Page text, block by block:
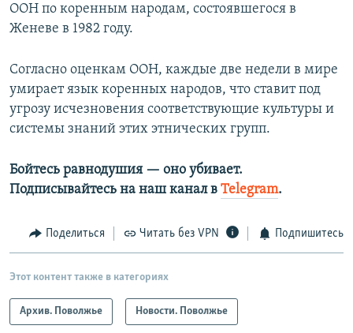
ООН по коренным народам, состоявшегося в
Женеве в 1982 году.
Согласно оценкам ООН, каждые две недели в мире
умирает язык коренных народов, что ставит под
угрозу исчезновения соответствующие культуры и
системы знаний этих этнических групп.
Бойтесь равнодушия — оно убивает.​
Подписывайтесь на наш канал в Telegram.
Поделиться Читать без VPN Подпишитесь
Этот контент также в категориях
Архив. Поволжье Новости. Поволжье